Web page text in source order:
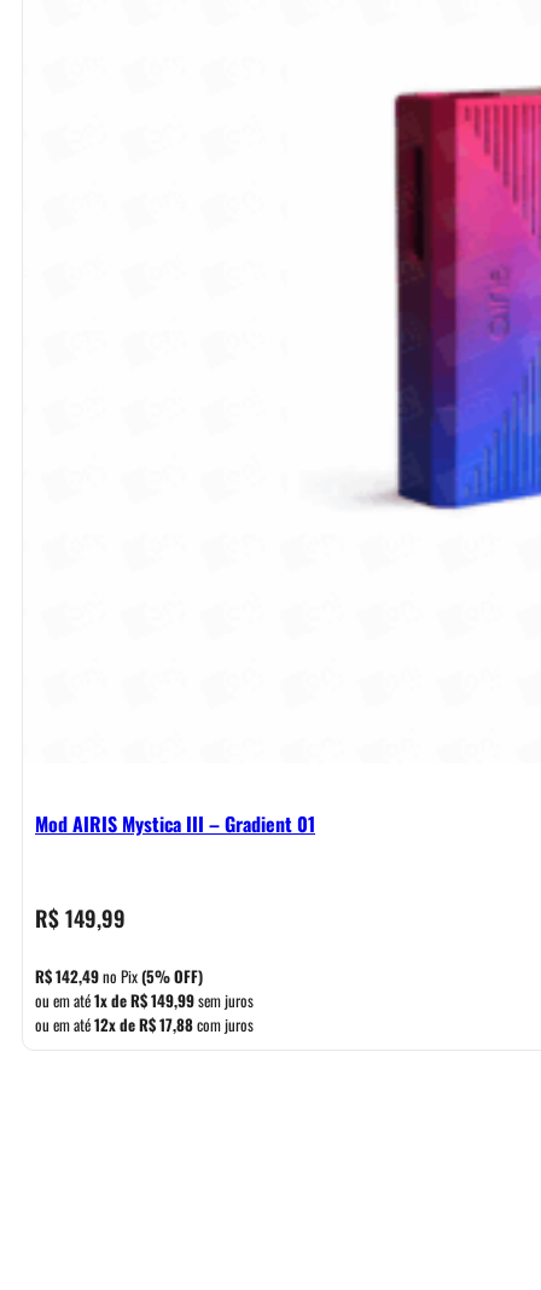
Mod AIRIS Mystica III – Gradient 01
R$149,99
R$142,49no Pix(5% OFF)
ou em até1x deR$149,99sem juros
ou em até12x deR$17,88com juros